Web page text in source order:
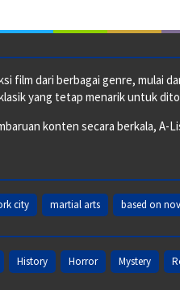
film dari berbagai genre, mulai
yang tetap menarik untuk
konten secara berkala, A-
city martial arts based on
History Horror Mystery